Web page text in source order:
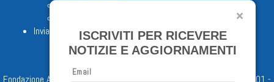
Invia proposta editoriale
Fondazione Apostolicam Actuositatem ETS © 2023 - P.I. 05398481001 -
ISCRIVITI PER RICEVERE
NOTIZIE E AGGIORNAMENTI
Email